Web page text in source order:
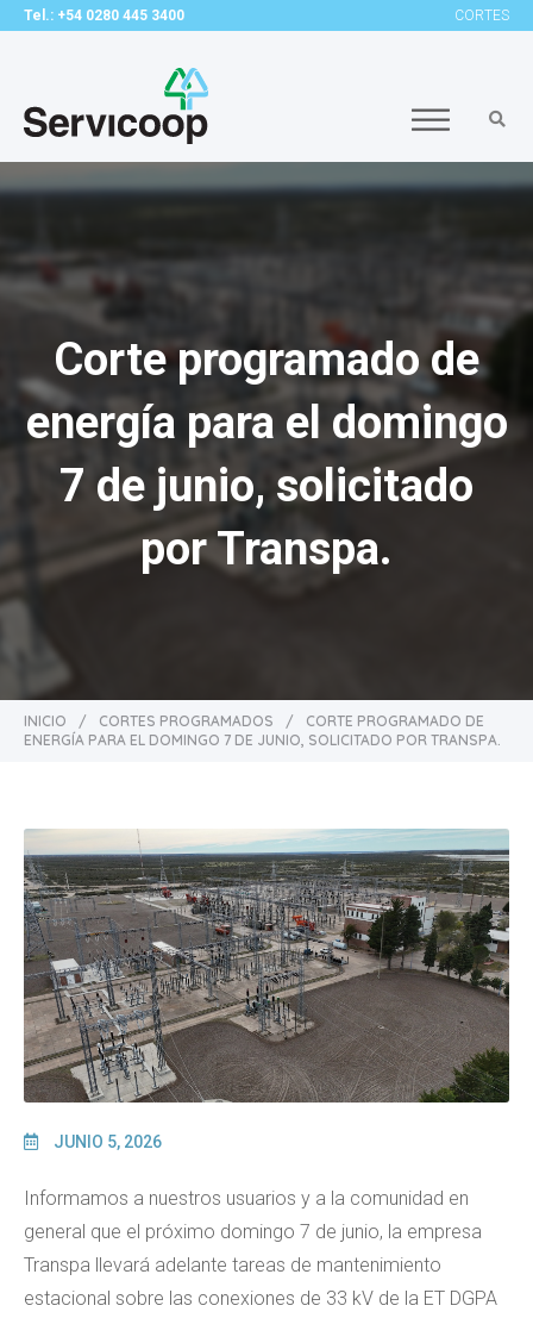
Tel.: +54 0280 445 3400 CORTES
Corte programado de
energía para el domingo
7 de junio, solicitado
por Transpa.
INICIO / CORTES PROGRAMADOS /
CORTE PROGRAMADO DE
ENERGÍA PARA EL DOMINGO 7 DE JUNIO, SOLICITADO POR TRANSPA.
JUNIO 5, 2026
Informamos a nuestros usuarios y a la comunidad en
general que el próximo domingo 7 de junio, la empresa
Transpa llevará adelante tareas de mantenimiento
estacional sobre las conexiones de 33 kV de la ET DGPA